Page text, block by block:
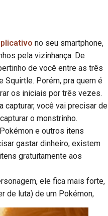
no seu smartphone,
pela vizinhança. De
de você entre as três
Squirtle. Porém, pra quem é
os iniciais por três vezes.
capturar, você vai precisar de
o monstrinho.
e outros itens
gastar dinheiro, existem
gratuitamente aos
ele fica mais forte,
de luta) de um Pokémon,